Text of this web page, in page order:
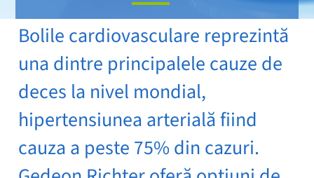
Bolile cardiovasculare reprezintă
una dintre principalele cauze de
deces la nivel mondial,
hipertensiunea arterială fiind
cauza a peste 75% din cazuri.